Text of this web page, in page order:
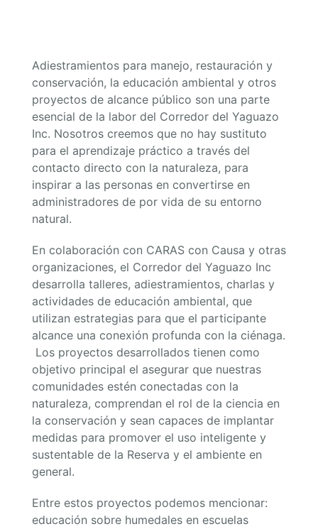
Adiestramientos para manejo, restauración y
conservación, la educación ambiental y otros
proyectos de alcance público son una parte
esencial de la labor del Corredor del Yaguazo
Inc. Nosotros creemos que no hay sustituto
para el aprendizaje práctico a través del
contacto directo con la naturaleza, para
inspirar a las personas en convertirse en
administradores de por vida de su entorno
natural.
En colaboración con CARAS con Causa y otras
organizaciones, el Corredor del Yaguazo Inc
desarrolla talleres, adiestramientos, charlas y
actividades de educación ambiental, que
utilizan estrategias para que el participante
alcance una conexión profunda con la ciénaga.
Los proyectos desarrollados tienen como
objetivo principal el asegurar que nuestras
comunidades estén conectadas con la
naturaleza, comprendan el rol de la ciencia en
la conservación y sean capaces de implantar
medidas para promover el uso inteligente y
sustentable de la Reserva y el ambiente en
general.
Entre estos proyectos podemos mencionar:
educación sobre humedales en escuelas